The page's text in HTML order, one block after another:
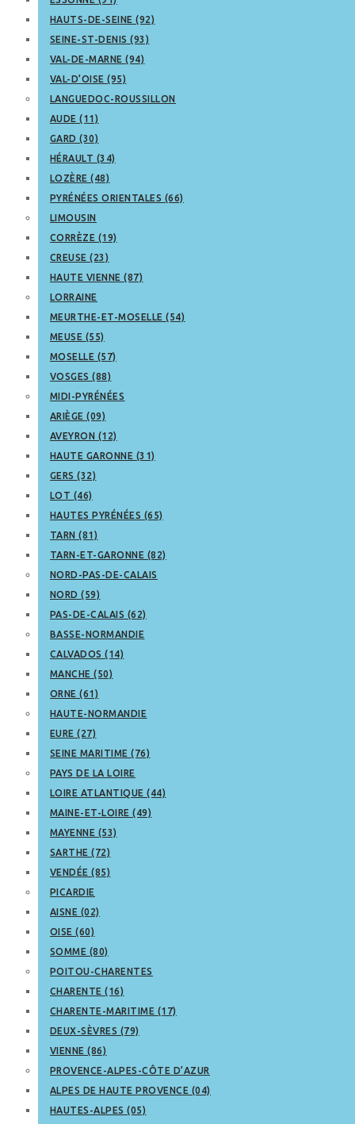
HAUTS-DE-SEINE (92)
SEINE-ST-DENIS (93)
VAL-DE-MARNE (94)
VAL-D’OISE (95)
LANGUEDOC-ROUSSILLON
AUDE (11)
GARD (30)
HÉRAULT (34)
LOZÈRE (48)
PYRÉNÉES ORIENTALES (66)
LIMOUSIN
CORRÈZE (19)
CREUSE (23)
HAUTE VIENNE (87)
LORRAINE
MEURTHE-ET-MOSELLE (54)
MEUSE (55)
MOSELLE (57)
VOSGES (88)
MIDI-PYRÉNÉES
ARIÈGE (09)
AVEYRON (12)
HAUTE GARONNE (31)
GERS (32)
LOT (46)
HAUTES PYRÉNÉES (65)
TARN (81)
TARN-ET-GARONNE (82)
NORD-PAS-DE-CALAIS
NORD (59)
PAS-DE-CALAIS (62)
BASSE-NORMANDIE
CALVADOS (14)
MANCHE (50)
ORNE (61)
HAUTE-NORMANDIE
EURE (27)
SEINE MARITIME (76)
PAYS DE LA LOIRE
LOIRE ATLANTIQUE (44)
MAINE-ET-LOIRE (49)
MAYENNE (53)
SARTHE (72)
VENDÉE (85)
PICARDIE
AISNE (02)
OISE (60)
SOMME (80)
POITOU-CHARENTES
CHARENTE (16)
CHARENTE-MARITIME (17)
DEUX-SÈVRES (79)
VIENNE (86)
PROVENCE-ALPES-CÔTE D’AZUR
ALPES DE HAUTE PROVENCE (04)
HAUTES-ALPES (05)